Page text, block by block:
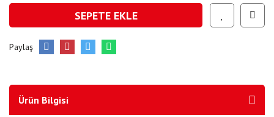
SEPETE EKLE
Paylaş
Ürün Bilgisi